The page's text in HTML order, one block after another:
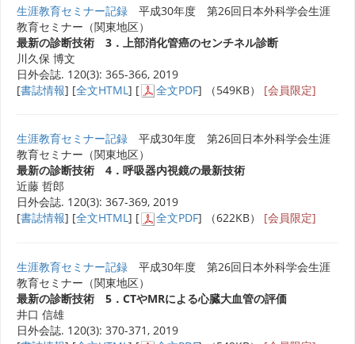
生涯教育セミナー記録 平成30年度 第26回日本外科学会生涯
教育セミナー（関東地区）
最新の診断技術 3．上部消化管癌のセンチネル診断
川久保 博文
日外会誌. 120(3): 365-366, 2019
[書誌情報] [全文HTML ] [ 全文PDF] （549KB） [会員限定]
生涯教育セミナー記録 平成30年度 第26回日本外科学会生涯
教育セミナー（関東地区）
最新の診断技術 4．呼吸器内視鏡の最新技術
近藤 哲郎
日外会誌. 120(3): 367-369, 2019
[書誌情報] [全文HTML] [ 全文PDF] （622KB） [会員限定]
生涯教育セミナー記録 平成30年度 第26回日本外科学会生涯
教育セミナー（関東地区）
最新の診断技術 5．CTやMRによる心臓大血管の評価
井口 信雄
日外会誌. 120(3): 370-371, 2019